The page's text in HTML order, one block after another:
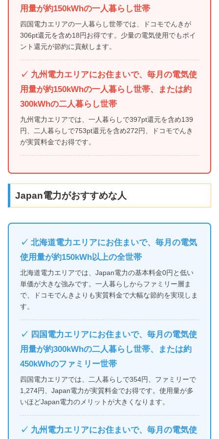
用量が約150kWhの一人暮らし世帯
四国電力エリアの一人暮らし世帯では、ドコモでんきが
306pt還元を含め18円お得です。少量の電気使用でもポイ
ント還元が節約に貢献します。
✓ 九州電力エリアにお住まいで、毎月の電気使
用量が約150kWhの一人暮らし世帯、または約
300kWhの二人暮らし世帯
九州電力エリアでは、一人暮らしで397pt還元を含め139
円、二人暮らしで753pt還元を含め272円、ドコモでんき
が実質料金でお得です。
Japan電力がおすすめな人
✓ 北海道電力エリアにお住まいで、毎月の電気
使用量が約150kWh以上の全世帯
北海道電力エリアでは、Japan電力の基本料金0円と低い
単価が大きな強みです。一人暮らしからファミリー層ま
で、ドコモでんきよりも実質料金で大幅な節約を実現しま
す。
✓ 四国電力エリアにお住まいで、毎月の電気使
用量が約300kWhの二人暮らし世帯、または約
450kWhのファミリー世帯
四国電力エリアでは、二人暮らしで354円、ファミリーで
1,274円、Japan電力が実質料金でお得です。使用量が多
いほどJapan電力のメリットが大きくなります。
✓ 九州電力エリアにお住まいで、毎月の電気使